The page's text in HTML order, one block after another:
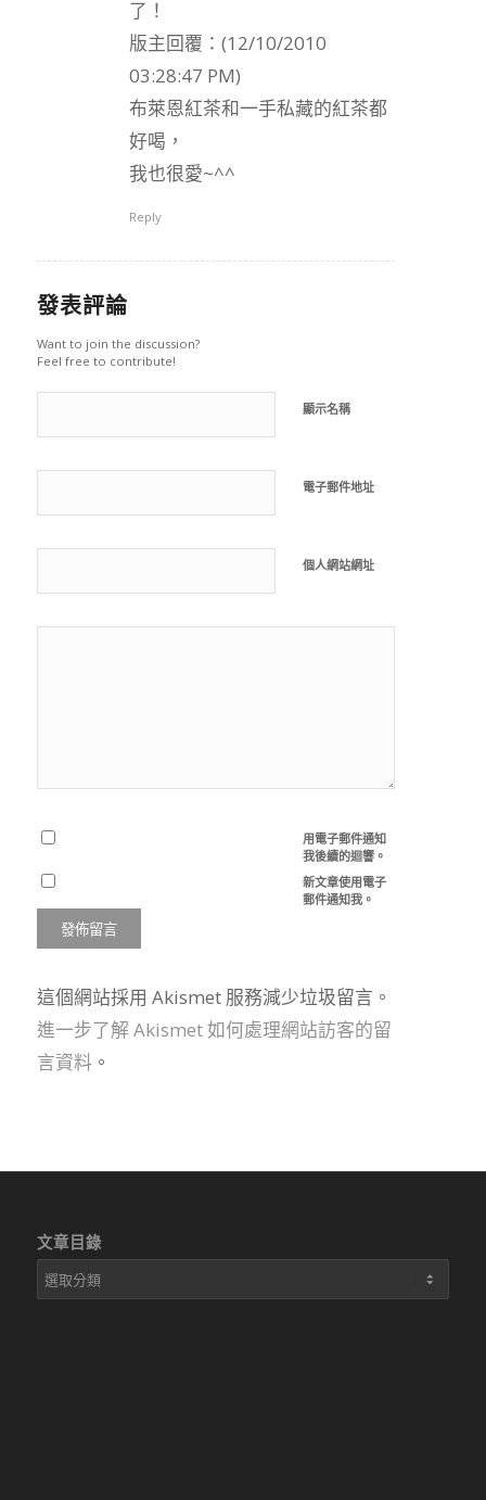
了！
版主回覆：(12/10/2010
03:28:47 PM)
布萊恩紅茶和一手私藏的紅茶都
好喝，
我也很愛~^^
Reply
發表評論
Want to join the discussion?
Feel free to contribute!
顯示名稱
電子郵件地址
個人網站網址
用電子郵件通知
我後續的迴響。
新文章使用電子
郵件通知我。
這個網站採用 Akismet 服務減少垃圾留言。
進一步了解 Akismet 如何處理網站訪客的留
言資料。
文章目錄
文
章